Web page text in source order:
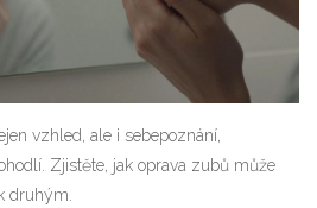
vzhled, ale i sebepoznání,
Zjistěte, jak oprava zubů může
druhým.